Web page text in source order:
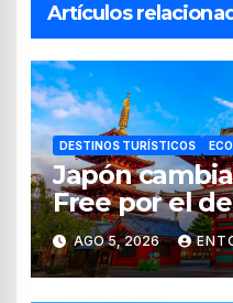
Artículos
DESTINOS TURÍSTICOS
Japón
Free por el
impuestos
de 2026
AGO 5, 2026